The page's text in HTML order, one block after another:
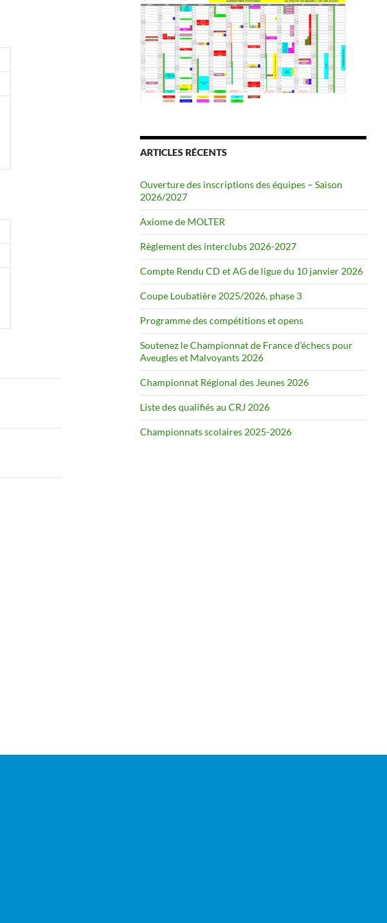
ARTICLES RÉCENTS
Ouverture des inscriptions des équipes – Saison
2026/2027
Axiome de MOLTER
Règlement des interclubs 2026-2027
Compte Rendu CD et AG de ligue du 10 janvier 2026
Coupe Loubatière 2025/2026, phase 3
Programme des compétitions et opens
Soutenez le Championnat de France d’échecs pour
Aveugles et Malvoyants 2026
Championnat Régional des Jeunes 2026
Liste des qualifiés au CRJ 2026
Championnats scolaires 2025-2026